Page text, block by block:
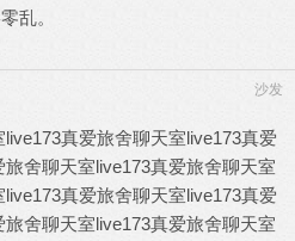
乱。
沙发
live173真爱旅舍聊天室live173真爱
旅舍聊天室live173真爱旅舍聊天室
live173真爱旅舍聊天室live173真爱
旅舍聊天室live173真爱旅舍聊天室